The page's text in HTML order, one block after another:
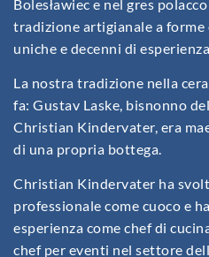
Bolesławiec e nel gres
tradizione artigianale a forme
uniche e decenni di
La nostra tradizione nella
fa: Gustav Laske, bisnonno
Christian Kindervater, era
di una propria bottega.
Christian Kindervater ha
professionale come cuoco e
esperienza come chef di
chef per eventi nel settore